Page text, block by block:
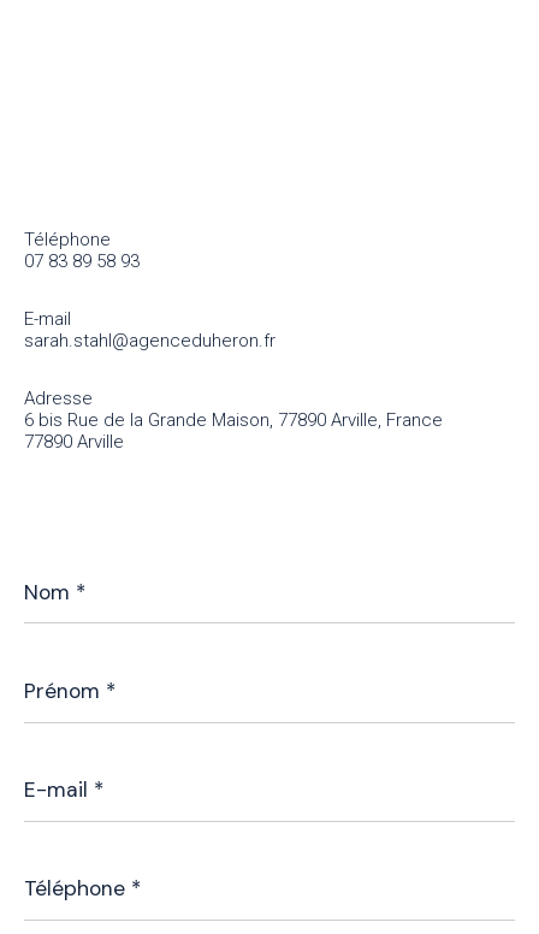
Téléphone
07 83 89 58 93
E-mail
sarah.stahl@agenceduheron.fr
Adresse
6 bis Rue de la Grande Maison, 77890 Arville, France
77890 Arville
*
*
mail
*
*